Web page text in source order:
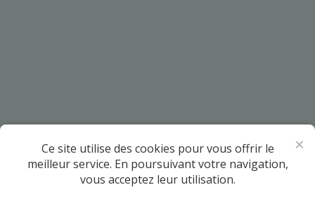
×
Ce site utilise des cookies pour vous offrir le
meilleur service. En poursuivant votre navigation,
vous acceptez leur utilisation.